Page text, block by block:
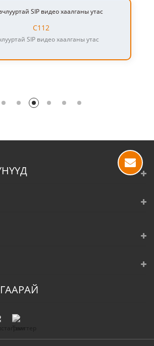
C112
SIP видео хаалганы утас